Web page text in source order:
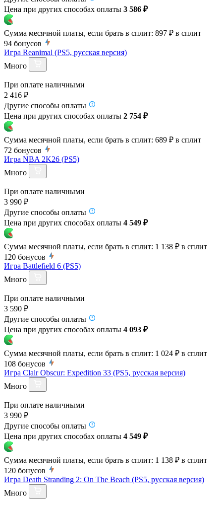
Цена при других способах оплаты 3 586 ₽
Сумма месячной платы, если брать в сплит: 897 ₽ в сплит
94 бонусов
Игра Reanimal (PS5, русская версия)
Много
При оплате наличными
2 416 ₽
Другие способы оплаты
Цена при других способах оплаты 2 754 ₽
Сумма месячной платы, если брать в сплит: 689 ₽ в сплит
72 бонусов
Игра NBA 2K26 (PS5)
Много
При оплате наличными
3 990 ₽
Другие способы оплаты
Цена при других способах оплаты 4 549 ₽
Сумма месячной платы, если брать в сплит: 1 138 ₽ в сплит
120 бонусов
Игра Battlefield 6 (PS5)
Много
При оплате наличными
3 590 ₽
Другие способы оплаты
Цена при других способах оплаты 4 093 ₽
Сумма месячной платы, если брать в сплит: 1 024 ₽ в сплит
108 бонусов
Игра Clair Obscur: Expedition 33 (PS5, русская версия)
Много
При оплате наличными
3 990 ₽
Другие способы оплаты
Цена при других способах оплаты 4 549 ₽
Сумма месячной платы, если брать в сплит: 1 138 ₽ в сплит
120 бонусов
Игра Death Stranding 2: On The Beach (PS5, русская версия)
Много